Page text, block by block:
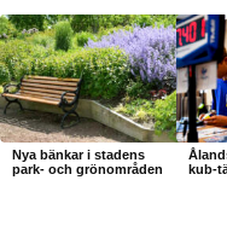
Nya bänkar i stadens
park- och grönområden
kub-